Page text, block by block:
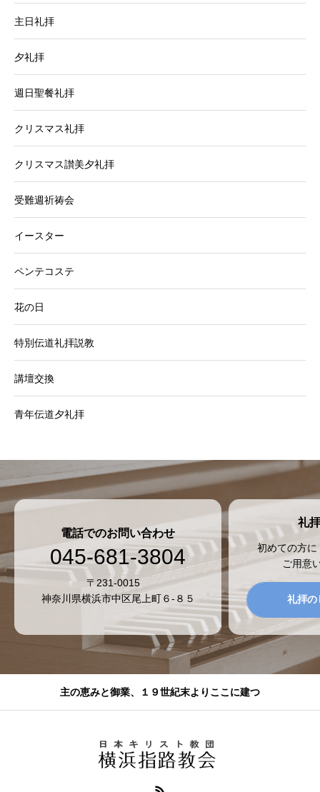
主日礼拝
夕礼拝
週日聖餐礼拝
クリスマス礼拝
クリスマス讃美夕礼拝
受難週祈祷会
イースター
ペンテコステ
花の日
特別伝道礼拝説教
講壇交換
青年伝道夕礼拝
電話でのお問い合わせ
045-681-3804
〒231-0015
神奈川県横浜市中区尾上町６-８５
礼
初めての方
ご用意
礼拝の
主の恵みと御業、１９世紀末よりここに建つ